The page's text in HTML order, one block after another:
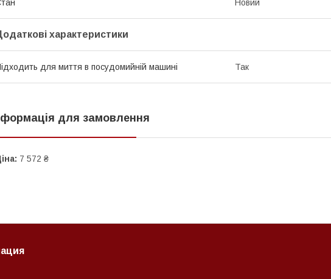
Новий
характеристики
для миття в посудомийній машині Так
для замовлення
7 572 ₴